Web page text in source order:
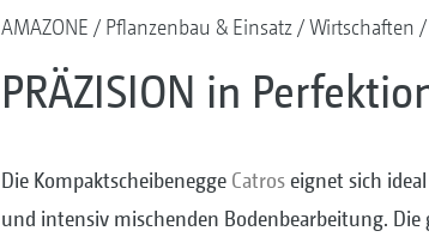
AMAZONE Pflanzenbau & Einsatz Wirtschaften
PRÄZISION in
Die Kompaktscheibenegge Catros eignet sich
und intensiv mischenden Bodenbearbeitung. Die